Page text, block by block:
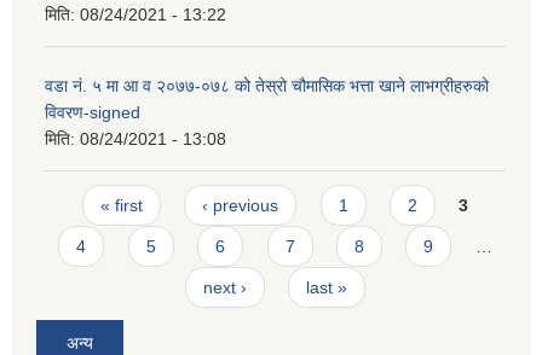
मिति: 08/24/2021 - 13:22
वडा न‌ं. ५ मा आ व २०७७-०७८ को तेस्रो चौमासिक भत्ता खाने लाभग्रीहरुको
विवरण-signed
मिति: 08/24/2021 - 13:08
Pages
« first ‹ previous 1 2 3
4 5 6 7 8 9
next › last »
अन्य